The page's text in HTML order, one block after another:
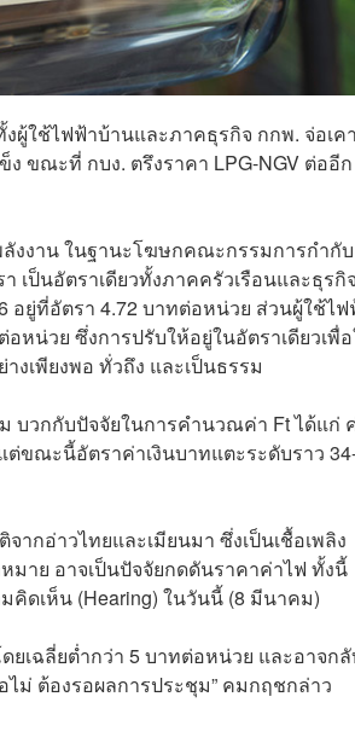
ผู้ใช้ไฟฟ้าบ้านและภาคธุรกิจ กกพ. จ่อเค
ง ขณะที่ กบง. ตรึงราคา LPG-NGV ต่ออี
งงาน ในฐานะโฆษกคณะกรรมการกำกับ
เป็นอัตราเดียวทั้งภาคครัวเรือนและธุรกิจ
อยู่ที่อัตรา 4.72 บาทต่อหน่วย ส่วนผู้ใช้ไฟ
หน่วย ซึ่งการปรับให้อยู่ในอัตราเดียวเพื่
เพียงพอ ทั่วถึง และเป็นธรรม
บวกกับปัจจัยในการคำนวณค่า Ft ได้แก่
ขณะนี้อัตราค่าเงินบาทแตะระดับราว
กอ่าวไทยและเมียนมา ซึ่งเป็นเชื้อเพลิง
าย อาจเป็นปัจจัยกดดันราคาค่าไฟ ทั้งนี้
คิดเห็น (Hearing) ในวันนี้ (8 มีนาคม)
ยเฉลี่ยต่ำกว่า 5 บาทต่อหน่วย และอาจก
ม่ ต้องรอผลการประชุม” คมกฤชกล่าว